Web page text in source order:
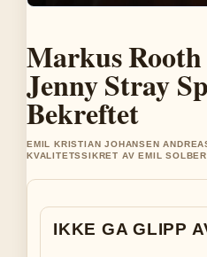
Markus
Jenny Stray
Bekreftet
EMIL KRISTIAN JOHANSEN
KVALITETSSIKRET AV EMIL
IKKE GA GLIPP